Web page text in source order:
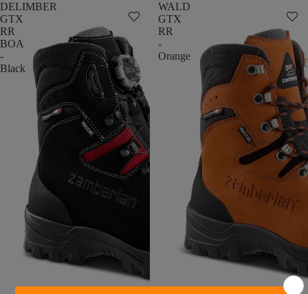
DELIMBER
GTX
RR
BOA
-
Black
WALD
GTX
RR
-
Orange